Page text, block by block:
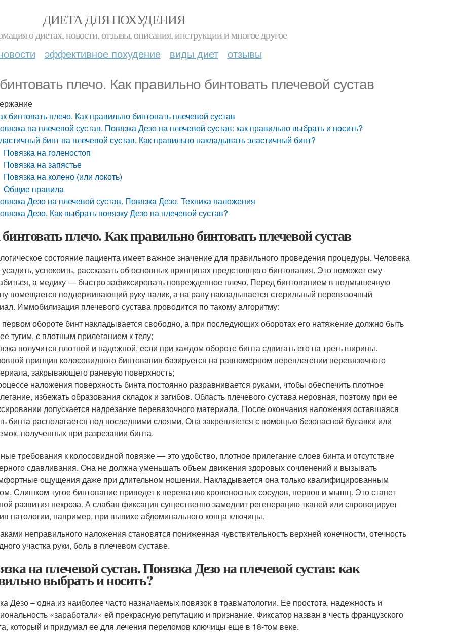
ДИЕТА ДЛЯ ПОХУДЕНИЯ
о диетах, новости, отзывы, описания, инструкции и многое другое
эффективное похудение виды диет отзывы
плечо. Как правильно бинтовать плечевой сустав
бинтовать плечо. Как правильно бинтовать плечевой сустав
на плечевой сустав. Повязка Дезо на плечевой сустав: как правильно выбрать и носить?
бинт на плечевой сустав. Как правильно накладывать эластичный бинт?
Повязка на голеностоп
Повязка на запястье
Повязка на колено (или локоть)
Общие правила
Дезо на плечевой сустав. Повязка Дезо. Техника наложения
Дезо. Как выбрать повязку Дезо на плечевой сустав?
плечо. Как правильно бинтовать плечевой сустав
состояние пациента имеет важное значение для правильного проведения процедуры. Человека
успокоить, рассказать об основных принципах предстоящего бинтования. Это поможет ему
а медику — быстро зафиксировать поврежденное плечо. Перед бинтованием в подмышечную
помещается поддерживающий руку валик, а на рану накладывается стерильный перевязочный
Иммобилизация плечевого сустава проводится по такому алгоритму:
первом обороте бинт накладывается свободно, а при последующих оборотах его натяжение должно быть
тугим, с плотным прилеганием к телу;
получится плотной и надежной, если при каждом обороте бинта сдвигать его на треть ширины.
принцип колосовидного бинтования базируется на равномерном переплетении перевязочного
закрывающего раневую поверхность;
наложения поверхность бинта постоянно разравнивается руками, чтобы обеспечить плотное
избежать образования складок и загибов. Область плечевого сустава неровная, поэтому при ее
допускается надрезание перевязочного материала. После окончания наложения оставшаяся
бинта располагается под последними слоями. Она закрепляется с помощью безопасной булавки или
полученных при разрезании бинта.
требования к колосовидной повязке — это удобство, плотное прилегание слоев бинта и отсутствие
сдавливания. Она не должна уменьшать объем движения здоровых сочленений и вызывать
ощущения даже при длительном ношении. Накладывается она только квалифицированным
Слишком тугое бинтование приведет к пережатию кровеносных сосудов, нервов и мышц. Это станет
развития некроза. А слабая фиксация существенно замедлит регенерацию тканей или спровоцирует
патологии, например, при вывихе абдоминального конца ключицы.
неправильного наложения становятся пониженная чувствительность верхней конечности, отечность
участка руки, боль в плечевом суставе.
на плечевой сустав. Повязка Дезо на плечевой сустав: как
выбрать и носить?
Дезо – одна из наиболее часто назначаемых повязок в травматологии. Ее простота, надежность и
«заработали» ей прекрасную репутацию и признание. Фиксатор назван в честь французского
который и придумал ее для лечения переломов ключицы еще в 18-том веке.